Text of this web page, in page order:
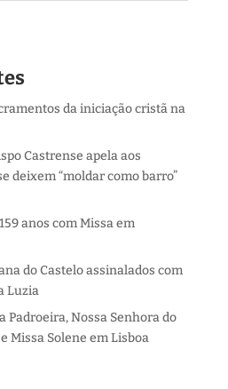
da iniciação cristã na
Castrense apela aos
deixem “moldar como barro”
anos com Missa em
do Castelo assinalados com
Luzia
Padroeira, Nossa Senhora do
Missa Solene em Lisboa